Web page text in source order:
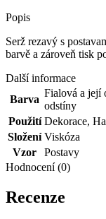
Popis
Serž rezavý s
barvě a zároveň tisk
Další informace
Barva
Fialová a její
odstíny
Použití Dekorace,
Složení Viskóza
Vzor
Postavy
Hodnocení (0)
Recenze